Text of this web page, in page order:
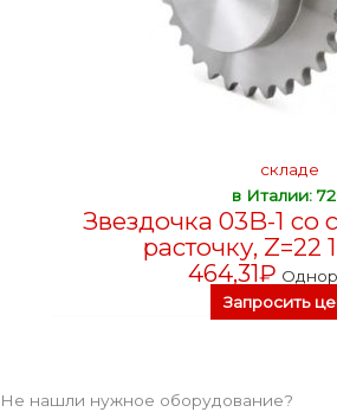
складе
в Италии:
Звездочка 03B-1 со
расточку, Z=22
464,31₽
Запросить
Не нашли нужное оборудование?